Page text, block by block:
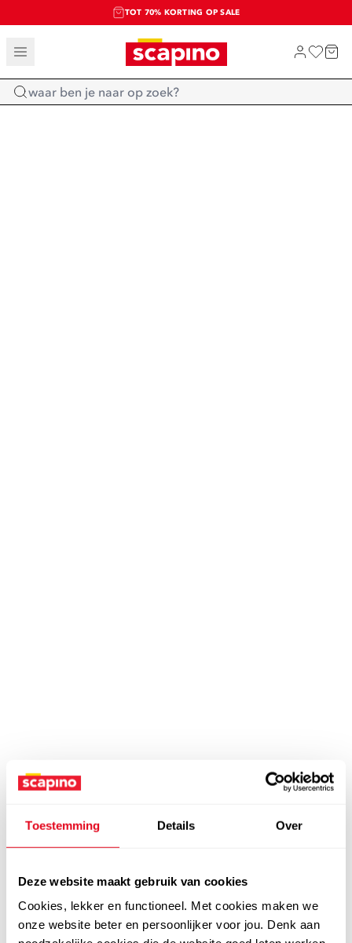
Toestemming Details Over
Deze website maakt gebruik van cookies
Cookies, lekker en functioneel. Met cookies maken we
onze website beter en persoonlijker voor jou. Denk aan
TOT 70% KORTING OP SALE
EXTRA ARTIKELEN IN DE SALE
SHOP NIEUW
Home